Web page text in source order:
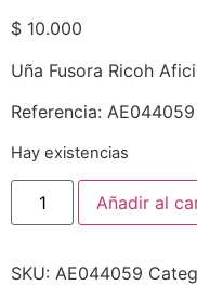
$ 10.000
Uña Fusora Ricoh
Referencia: AE044059
Hay existencias
Añadir al
SKU: AE044059